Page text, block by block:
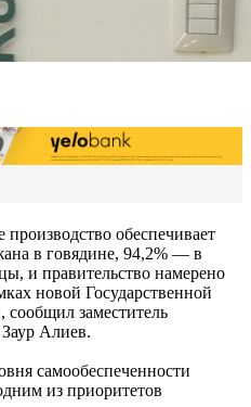
обеспечивает
в говядине, 94,2% — в
и правительство намерено
новой Государственной
заместитель
Заур Алиев.
самообеспеченности
из приоритетов